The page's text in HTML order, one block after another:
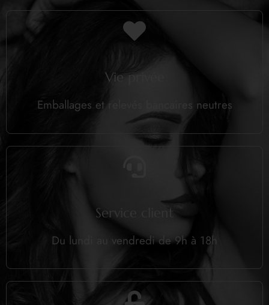
Vie privée
Emballages et relevés bancaires neutres
Service client
Du lundi au vendredi de 9h à 18h